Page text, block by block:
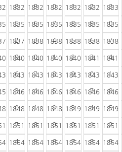
8 9 0 1 2 3
1832
5
1832
6
1832
7
1832
8
1832
9
1833
0
1835
2
1835
3
1835
4
1835
5
1835
6
1835
7
1837
9
1838
0
1838
1
1838
2
1838
3
1838
4
1840
6
1840
7
1840
8
1840
9
1841
0
1841
1
1843
3
1843
4
1843
5
1843
6
1843
7
1843
8
1846
0
1846
1
1846
2
1846
3
1846
4
1846
5
1848
7
1848
8
1848
9
1849
0
1849
1
1849
2
1851
4
1851
5
1851
6
1851
7
1851
8
1851
9
1854 1854 1854 1854 1854 1854